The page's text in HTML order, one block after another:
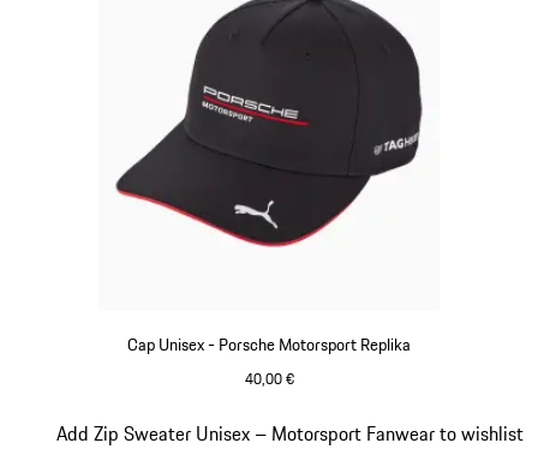
Cap Unisex - Porsche Motorsport Replika
40,00 €
Add Zip Sweater Unisex – Motorsport Fanwear to wishlist
Slide 15 von 20